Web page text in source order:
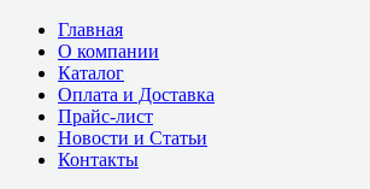
Главная
О компании
Каталог
Оплата и Доставка
Прайс-лист
Новости и Статьи
Контакты